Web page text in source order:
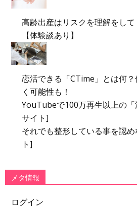
高齢出産はリスクを理解をして
【体験談あり】
恋活できる「CTime」とは何
く可能性も！
YouTubeで100万再生以上の
サイト]
それでも整形している事を認
ト]
メタ情報
ログイン